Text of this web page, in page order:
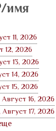
/имя
11, 2026
12, 2026
13, 2026
14, 2026
15, 2026
16, 2026
17, 2026